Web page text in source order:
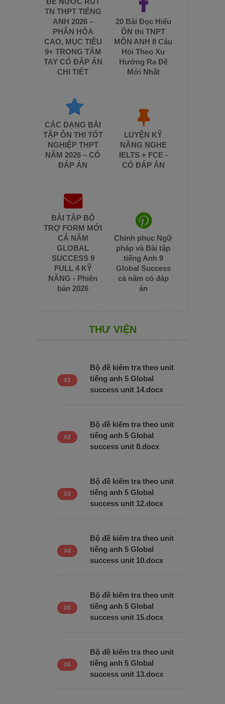
TN THPT TIẾNG
ANH 2026 –
PHÂN HÓA
CAO, MỤC TIÊU
9+ TRONG TẦM
TAY CÓ ĐÁP ÁN
CHI TIẾT
20 Bài Đọc Hiểu
ÔN thi TNPT
MÔN ANH 8 Câu
Hỏi Theo Xu
Hướng Ra Đề
Mới Nhất
CÁC DẠNG BÀI
TẬP ÔN THI TỐT
NGHIỆP THPT
NĂM 2026 – CÓ
ĐÁP ÁN
LUYỆN KỸ
NĂNG NGHE
IELTS + FCE -
CÓ ĐÁP ÁN
BÀI TẬP BỔ
TRỢ FORM MỚI
CẢ NĂM
GLOBAL
SUCCESS 9
FULL 4 KỸ
NĂNG - Phiên
bản 2026
Chinh phục Ngữ
pháp và Bài tập
tiếng Anh 9
Global Success
cả năm có đáp
án
THƯ VIỆN
Bộ đề kiểm tra theo unit
tiếng anh 5 Global
success unit 14.docx
Bộ đề kiểm tra theo unit
tiếng anh 5 Global
success unit 8.docx
Bộ đề kiểm tra theo unit
tiếng anh 5 Global
success unit 12.docx
Bộ đề kiểm tra theo unit
tiếng anh 5 Global
success unit 10.docx
Bộ đề kiểm tra theo unit
tiếng anh 5 Global
success unit 15.docx
Bộ đề kiểm tra theo unit
tiếng anh 5 Global
success unit 13.docx